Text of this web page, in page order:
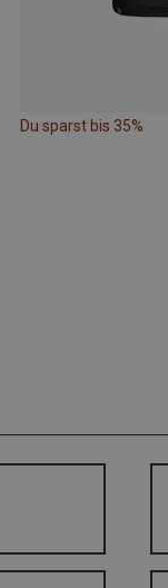
Du sparst bis 35%